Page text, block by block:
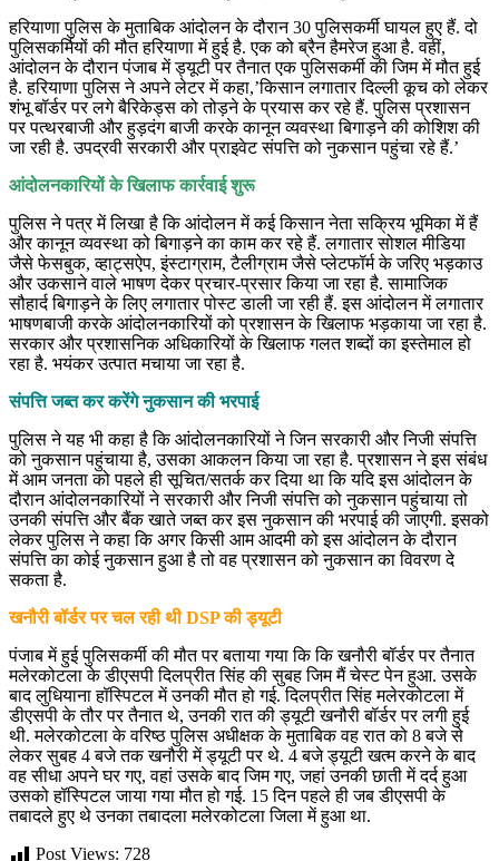
हरियाणा पुलिस के मुताबिक आंदोलन के दौरान 30 पुलिसकर्मी घायल हुए हैं. दो
पुलिसकर्मियों की मौत हरियाणा में हुई है. एक को ब्रैन हैमरेज हुआ है. वहीं,
आंदोलन के दौरान पंजाब में ड्यूटी पर तैनात एक पुलिसकर्मी की जिम में मौत हुई
है. हरियाणा पुलिस ने अपने लेटर में कहा,’किसान लगातार दिल्ली कूच को लेकर
शंभू बॉर्डर पर लगे बैरिकेड्स को तोड़ने के प्रयास कर रहे हैं. पुलिस प्रशासन
पर पत्थरबाजी और हुड़दंग बाजी करके कानून व्यवस्था बिगाड़ने की कोशिश की
जा रही है. उपद्रवी सरकारी और प्राइवेट संपत्ति को नुकसान पहुंचा रहे हैं.’
आंदोलनकारियों के खिलाफ कार्रवाई शुरू
पुलिस ने पत्र में लिखा है कि आंदोलन में कई किसान नेता सक्रिय भूमिका में हैं
और कानून व्यवस्था को बिगाड़ने का काम कर रहे हैं. लगातार सोशल मीडिया
जैसे फेसबुक, व्हाट्सऐप, इंस्टाग्राम, टैलीग्राम जैसे प्लेटफॉर्म के जरिए भड़काउ
और उकसाने वाले भाषण देकर प्रचार-प्रसार किया जा रहा है. सामाजिक
सौहार्द बिगाड़ने के लिए लगातार पोस्ट डाली जा रही हैं. इस आंदोलन में लगातार
भाषणबाजी करके आंदोलनकारियों को प्रशासन के खिलाफ भड़काया जा रहा है.
सरकार और प्रशासनिक अधिकारियों के खिलाफ गलत शब्दों का इस्तेमाल हो
रहा है. भयंकर उत्पात मचाया जा रहा है.
संपत्ति जब्त कर करेंगे नुकसान की भरपाई
पुलिस ने यह भी कहा है कि आंदोलनकारियों ने जिन सरकारी और निजी संपत्ति
को नुकसान पहुंचाया है, उसका आकलन किया जा रहा है. प्रशासन ने इस संबंध
में आम जनता को पहले ही सूचित/सतर्क कर दिया था कि यदि इस आंदोलन के
दौरान आंदोलनकारियों ने सरकारी और निजी संपत्ति को नुकसान पहुंचाया तो
उनकी संपत्ति और बैंक खाते जब्त कर इस नुकसान की भरपाई की जाएगी. इसको
लेकर पुलिस ने कहा कि अगर किसी आम आदमी को इस आंदोलन के दौरान
संपत्ति का कोई नुकसान हुआ है तो वह प्रशासन को नुकसान का विवरण दे
सकता है.
खनौरी बॉर्डर पर चल रही थी DSP की ड्यूटी
पंजाब में हुई पुलिसकर्मी की मौत पर बताया गया कि कि खनौरी बॉर्डर पर तैनात
मलेरकोटला के डीएसपी दिलप्रीत सिंह की सुबह जिम मैं चेस्ट पेन हुआ. उसके
बाद लुधियाना हॉस्पिटल में उनकी मौत हो गई. दिलप्रीत सिंह मलेरकोटला में
डीएसपी के तौर पर तैनात थे, उनकी रात की ड्यूटी खनौरी बॉर्डर पर लगी हुई
थी. मलेरकोटला के वरिष्ठ पुलिस अधीक्षक के मुताबिक वह रात को 8 बजे से
लेकर सुबह 4 बजे तक खनौरी में ड्यूटी पर थे. 4 बजे ड्यूटी खत्म करने के बाद
वह सीधा अपने घर गए, वहां उसके बाद जिम गए, जहां उनकी छाती में दर्द हुआ
उसको हॉस्पिटल जाया गया मौत हो गई. 15 दिन पहले ही जब डीएसपी के
तबादले हुए थे उनका तबादला मलेरकोटला जिला में हुआ था.
Post Views: 728